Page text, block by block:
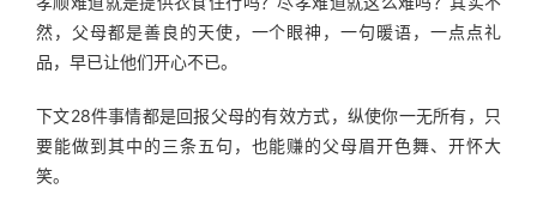
然，父母都是善良的天使，一个眼神，一句暖语，一点点礼
品，早已让他们开心不已。
下文28件事情都是回报父母的有效方式，纵使你一无所有，只
要能做到其中的三条五句，也能赚的父母眉开色舞、开怀大
笑。